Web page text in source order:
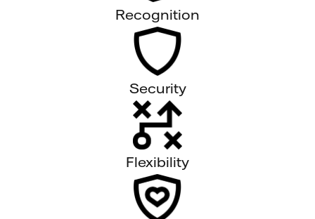
Recognition
Security
Flexibility